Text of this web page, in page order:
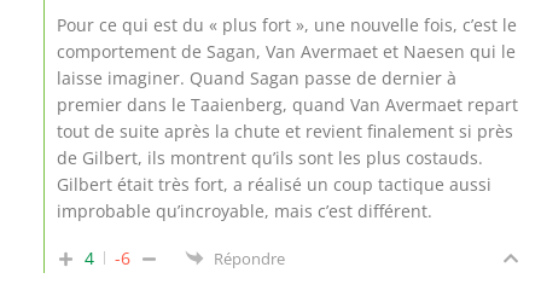
Pour ce qui est du « plus fort », une nouvelle fois, c’est le
comportement de Sagan, Van Avermaet et Naesen qui le
laisse imaginer. Quand Sagan passe de dernier à
premier dans le Taaienberg, quand Van Avermaet repart
tout de suite après la chute et revient finalement si près
de Gilbert, ils montrent qu’ils sont les plus costauds.
Gilbert était très fort, a réalisé un coup tactique aussi
improbable qu’incroyable, mais c’est différent.
4 -6 Répondre